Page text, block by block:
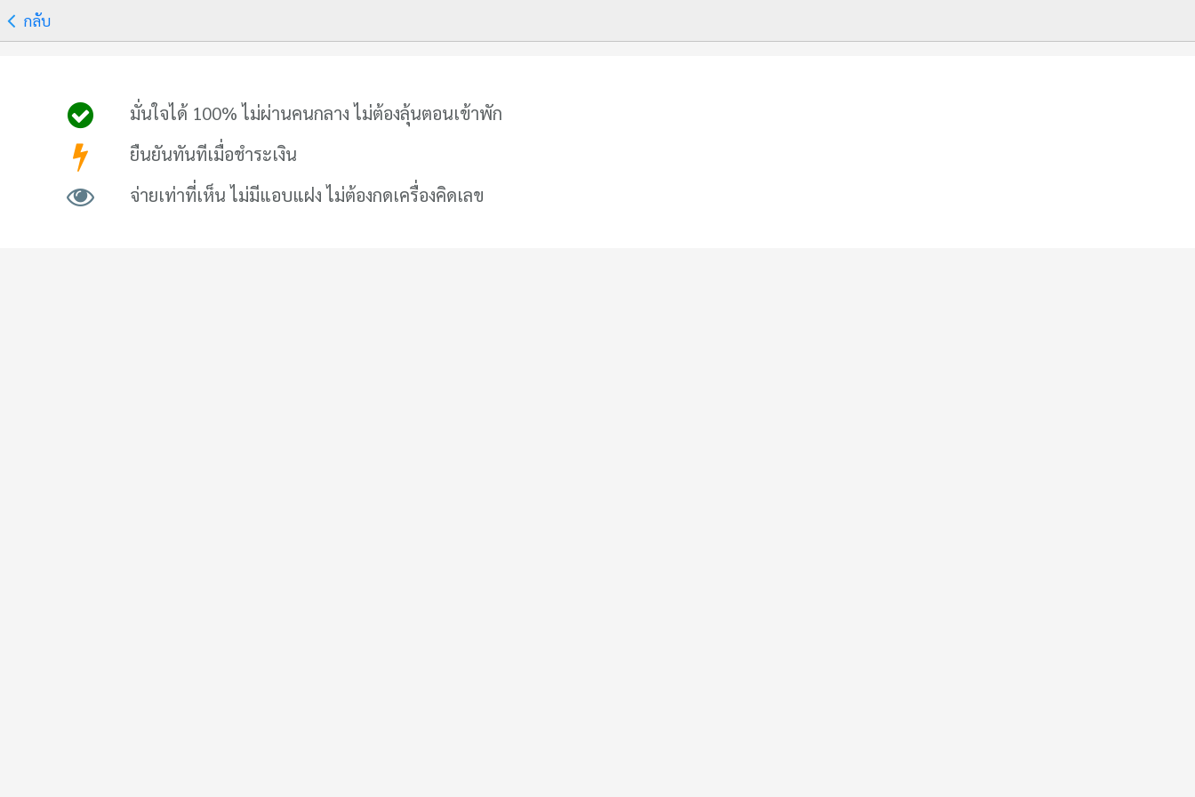
กลับ
มั่นใจได้ 100% ไม่ผ่านคนกลาง ไม่ต้องลุ้นตอนเข้าพัก
ยืนยันทันทีเมื่อชำระเงิน
จ่ายเท่าที่เห็น ไม่มีแอบแฝง ไม่ต้องกดเครื่องคิดเลข